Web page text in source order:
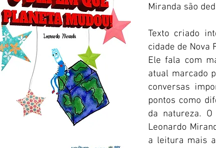
Miranda são
Texto criado
cidade de Nova
Ele fala com
atual marcado
conversas
pontos como
da natureza.
Leonardo
a leitura mais